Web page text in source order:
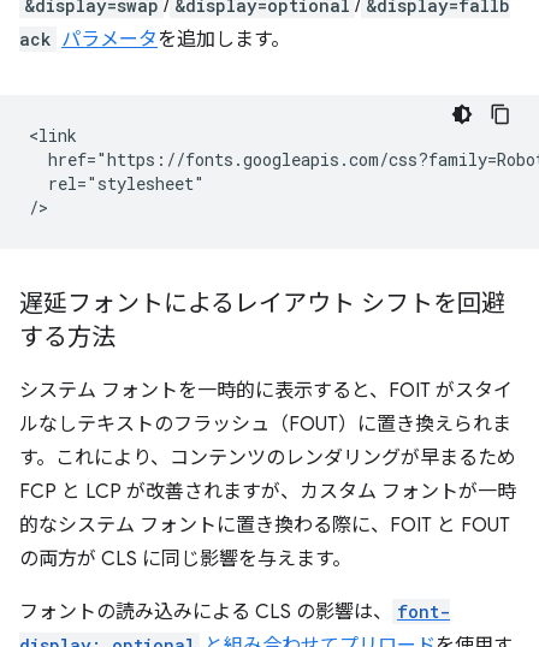
&display=swap / &display=optional / &display=fallb
ack パラメータを追加します。
<link
href="https://fonts.googleapis.com/
  rel="stylesheet"
遅延フォントによるレイアウト シフトを回避
する方法
システム フォントを一時的に表示すると、FOIT がスタイ
ルなしテキストのフラッシュ（FOUT）に置き換えられま
す。これにより、コンテンツのレンダリングが早まるため
FCP と LCP が改善されますが、カスタム フォントが一時
的なシステム フォントに置き換わる際に、FOIT と FOUT
の両方が CLS に同じ影響を与えます。
フォントの読み込みによる CLS の影響は、
font-